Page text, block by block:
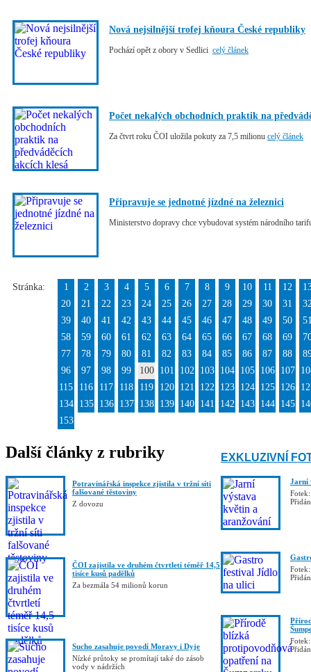
Nová nejsilnější trofej kňoura České republiky
Pochází opět z obory v Sedlici celý článek
Počet nekalých obchodních praktik na
Za čtvrt roku ČOI uložila pokuty za 7,5 milionu celý článek
Připravuje se jednotné jízdné na železnici
Ministerstvo dopravy chce vybudovat systém národního
Stránka: 1 2 3 4 5 6 7 8 9 10 11 12
20
21 22 23 24 25 26 27 28 29 30 31
39
40 41 42 43 44 45 46 47 48 49 50
58
59 60 61 62 63 64 65 66 67 68 69
77
78 79 80 81 82 83 84 85 86 87 88
96
97 98 99 100 101 102 103 104 105 106 107
115
116 117 118 119 120 121 122 123 124 125 126
134
135 136 137 138 139 140 141 142 143 144 145
153
Další články z rubriky
Potravinářská inspekce zjistila v tržní síti
falšované těstoviny
Z dovozu
ČOI zajistila ve druhém čtvrtletí téměř 14,5
tisíce kusů padělků
Za bezmála 54 milionů korun
Sucho zasahuje povodí Moravy i Dyje
Nízké průtoky se promítají také do zásob
vody v nádržích
EXKLUZIVNÍ
Jarní